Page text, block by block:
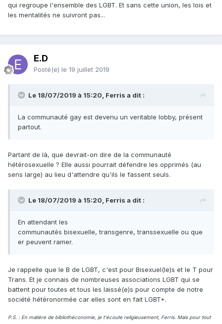
qui regroupe l'ensemble des LGBT. Et sans cette union, les lois et
les mentalités ne suivront pas...
E.D
Posté(e) le 19 juillet 2019
Le 18/07/2019 à 15:20, Ferris a dit :
La communauté gay est devenu un veritable lobby, présent
partout.
Partant de là, que devrait-on dire de la communauté
hétérosexuelle ? Elle aussi pourrait défendre les opprimés (au
sens large) au lieu d'attendre qu'ils le fassent seuls.
Le 18/07/2019 à 15:20, Ferris a dit :
En attendant les
communautés bisexuelle, transgenre, transsexuelle ou que
er peuvent ramer.
Je rappelle que le B de LGBT, c'est pour Bisexuel(le)s et le T pour
Trans. Et je connais de nombreuses associations LGBT qui se
battent pour toutes et tous les laissé(e)s pour compte de notre
société hétéronormée car elles sont en fait LGBT+.
P.S. : En matière de bibliothéconomie, je t'écoute religieusement, Ferris. Mais pour tout